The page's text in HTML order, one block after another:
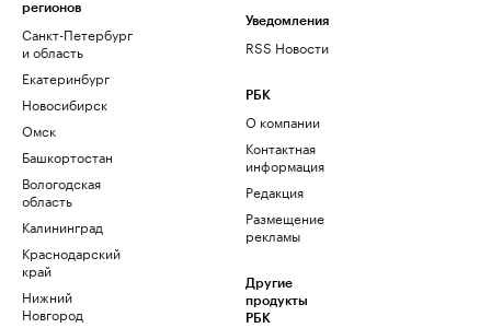
регионов
Санкт-Петербург
и область
Екатеринбург
Новосибирск
Омск
Башкортостан
Вологодская
область
Калининград
Краснодарский
край
Нижний
Новгород
Уведомления
RSS Новости
РБК
О компании
Контактная
информация
Редакция
Размещение
рекламы
Другие
продукты
РБК